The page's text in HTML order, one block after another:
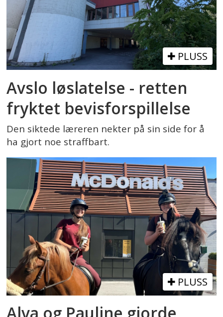
PLUSS
Avslo løslatelse - retten
fryktet bevisforspillelse
Den siktede læreren nekter på sin side for å
ha gjort noe straffbart.
PLUSS